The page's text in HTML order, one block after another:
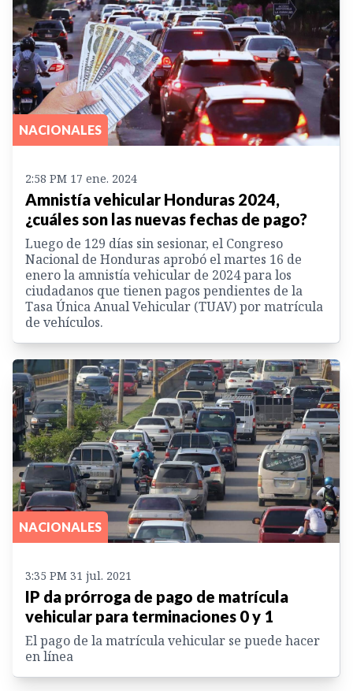
NACIONALES
2:58 PM 17 ene. 2024
Amnistía vehicular Honduras 2024,
¿cuáles son las nuevas fechas de pago?
Luego de 129 días sin sesionar, el Congreso
Nacional de Honduras aprobó el martes 16 de
enero la amnistía vehicular de 2024 para los
ciudadanos que tienen pagos pendientes de la
Tasa Única Anual Vehicular (TUAV) por matrícula
de vehículos.
NACIONALES
3:35 PM 31 jul. 2021
IP da prórroga de pago de matrícula
vehicular para terminaciones 0 y 1
El pago de la matrícula vehicular se puede hacer
en línea